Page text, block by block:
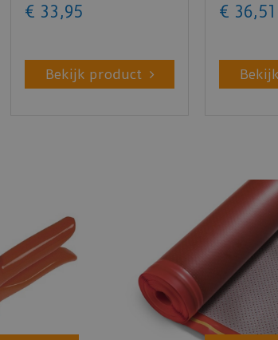
€ 33 ,95
Bekijk product
€ 36,51